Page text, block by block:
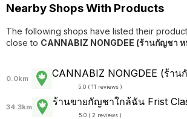
Nearby Shops With Products
The following shops have listed their
close to CANNABIZ NONGDEE (ร้านกัญชา ห
0.0km CANNABIZ NONGDEE (ร้า
5.0 ( 11 reviews )
34.3km ร้านขายกัญชาใกล้ฉัน Frist
5.0 ( 2 reviews )